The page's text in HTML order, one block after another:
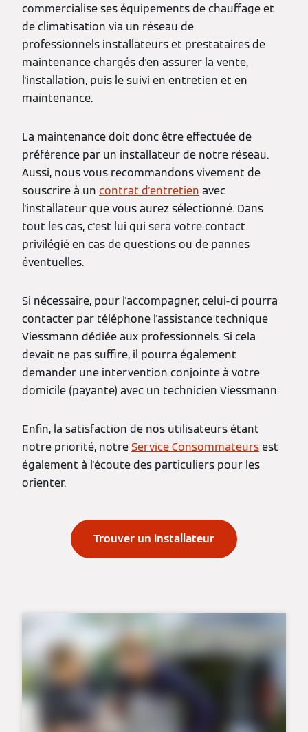
commercialise ses équipements de chauffage et
de climatisation via un réseau de
professionnels installateurs et prestataires de
maintenance chargés d'en assurer la vente,
l'installation, puis le suivi en entretien et en
maintenance.
La maintenance doit donc être effectuée de
préférence par un installateur de notre réseau.
Aussi, nous vous recommandons vivement de
souscrire à un contrat d'entretien avec
l'installateur que vous aurez sélectionné. Dans
tout les cas, c'est lui qui sera votre contact
privilégié en cas de questions ou de pannes
éventuelles.
Si nécessaire, pour l'accompagner, celui-ci pourra
contacter par téléphone l'assistance technique
Viessmann dédiée aux professionnels. Si cela
devait ne pas suffire, il pourra également
demander une intervention conjointe à votre
domicile (payante) avec un technicien Viessmann.
Enfin, la satisfaction de nos utilisateurs étant
notre priorité, notreService Consommateursest
également à l'écoute des particuliers pour les
orienter.
Trouver un installateur